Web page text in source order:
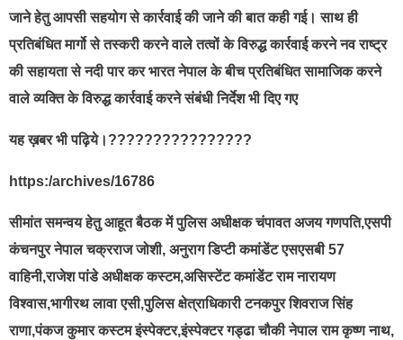
जाने हेतु आपसी सहयोग से कार्रवाई की जाने की बात कही गई। साथ ही
प्रतिबंधित मार्गो से तस्करी करने वाले तत्वों के विरुद्ध कार्रवाई करने नव राष्ट्र
की सहायता से नदी पार कर भारत नेपाल के बीच प्रतिबंधित सामाजिक करने
वाले व्यक्ति के विरुद्ध कार्रवाई करने संबंधी निर्देश भी दिए गए
यह ख़बर भी पढ़िये।????????????????
https:/archives/16786
सीमांत समन्वय हेतु आहूत बैठक में पुलिस अधीक्षक चंपावत अजय गणपति,एसपी
कंचनपुर नेपाल चक्रराज जोशी, अनुराग डिप्टी कमांडेंट एसएसबी 57
वाहिनी,राजेश पांडे अधीक्षक कस्टम,असिस्टेंट कमांडेंट राम नारायण
विश्वास,भागीरथ लावा एसी,पुलिस क्षेत्राधिकारी टनकपुर शिवराज सिंह
राणा,पंकज कुमार कस्टम इंस्पेक्टर,इंस्पेक्टर गड्ढा चौकी नेपाल राम कृष्ण नाथ,